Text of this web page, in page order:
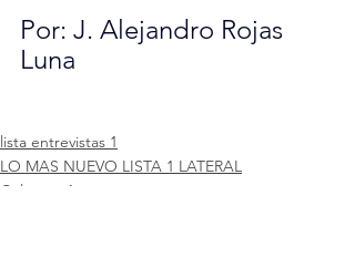
Por: J. Alejandro Rojas
Luna
lista entrevistas 1
LO MAS NUEVO LISTA 1 LATERAL
Columna 1